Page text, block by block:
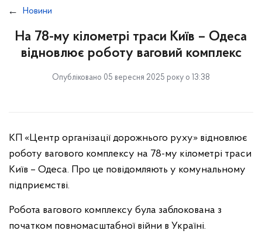
Новини
На 78-му кілометрі траси Київ – Одеса
відновлює роботу ваговий комплекс
Опубліковано 05 вересня 2025 року о 13:38
КП «Центр організації дорожнього руху» відновлює
роботу вагового комплексу на 78-му кілометрі траси
Київ – Одеса. Про це повідомляють у комунальному
підприємстві.
Робота вагового комплексу була заблокована з
початком повномасштабної війни в Україні.